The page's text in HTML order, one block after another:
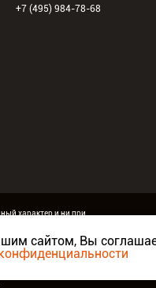
+7 (495) 984-78-68
характер и ни при
ESP Guitarsв
сайтом, Вы